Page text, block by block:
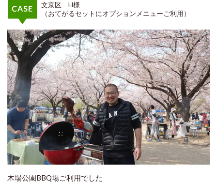
文京区 H様
（おてがるセットにオプションメニューご利用）
木場公園BBQ場ご利用でした